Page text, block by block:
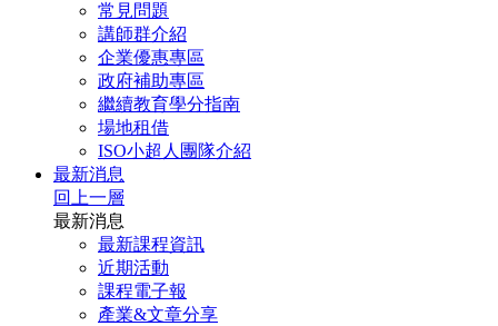
常見問題
講師群介紹
企業優惠專區
政府補助專區
繼續教育學分指南
場地租借
ISO小超人團隊介紹
最新消息
回上一層
最新消息
最新課程資訊
近期活動
課程電子報
產業&文章分享